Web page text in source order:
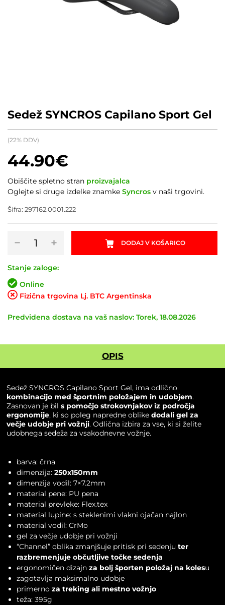
Sedež SYNCROS Capilano Sport Gel
44.90€
(22% DDV)
−
SYNCROS
Sport
Gel
količina
+ DODAJ V KOŠARICO
Obiščite spletno stran proizvajalca
Oglejte si druge izdelke znamke Syncros v naši trgovini.
Šifra: 297162.0001.222
Stanje zaloge:
Online
Fizična trgovina Lj. BTC Argentinska
Predvidena dostava na vaš naslov: Torek, 18.08.2026
OPIS
Sedež SYNCROS Capilano Sport Gel, ima odlično
kombinacijo med športnim položajem in udobjem.
Zasnovan je bil s pomočjo strokovnjakov iz področja
ergonomije, ki so poleg napredne oblike dodali gel za
večje udobje pri vožnji. Odlična izbira za vse, ki si želite
udobnega sedeža za vsakodnevne vožnje.
barva: črna
dimenzija: 250x150mm
dimenzija vodil: 7×7.2mm
material pene: PU pena
material prevleke: Flex.tex
material lupine: s steklenimi vlakni ojačan najlon
material vodil: CrMo
gel za večje udobje pri vožnji
“Channel” oblika zmanjšuje pritisk pri sedenju ter
razbremenjuje občutljive točke sedenja
ergonomičen dizajn za bolj športen položaj na kolesu
zagotavlja maksimalno udobje
primerno za treking ali mestno vožnjo
teža: 395g